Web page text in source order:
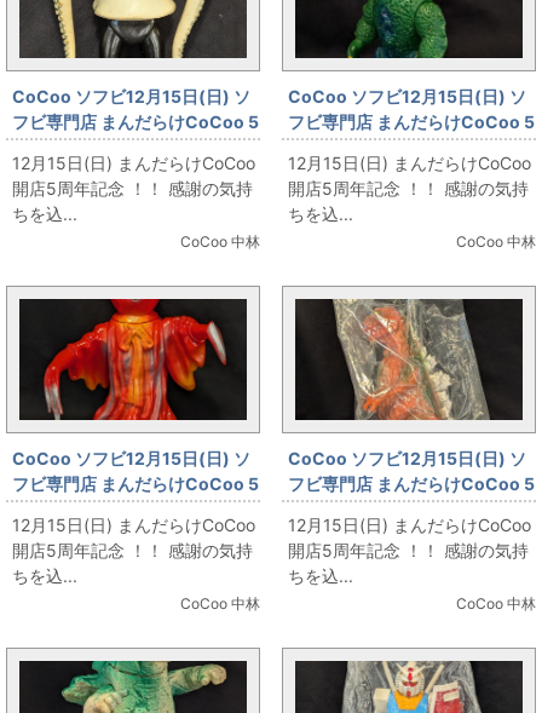
CoCoo ソフビ12月15日(日) ソ
フビ専門店 まんだらけCoCoo 5
周年記念 「バンダイ スタンダー
ドサイズ イカゲルゲ」
12月15日(日) まんだらけCoCoo
開店5周年記念 ！！ 感謝の気持
ちを込...
CoCoo 中林
CoCoo ソフビ12月15日(日) ソ
フビ専門店 まんだらけCoCoo 5
周年記念 「ブルマァク 宇宙大怪
獣ギララ 風船ギララ 160mm」
12月15日(日) まんだらけCoCoo
開店5周年記念 ！！ 感謝の気持
ちを込...
CoCoo 中林
CoCoo ソフビ12月15日(日) ソ
フビ専門店 まんだらけCoCoo 5
周年記念 「ベアモデル オール怪
獣コレクション ノーバ 赤成型」
12月15日(日) まんだらけCoCoo
開店5周年記念 ！！ 感謝の気持
ちを込...
CoCoo 中林
CoCoo ソフビ12月15日(日) ソ
フビ専門店 まんだらけCoCoo 5
周年記念 「パイロットエース 怪
獣ダイナマイツ 初代ゴジラ雛型
ブラウン」
12月15日(日) まんだらけCoCoo
開店5周年記念 ！！ 感謝の気持
ちを込...
CoCoo 中林